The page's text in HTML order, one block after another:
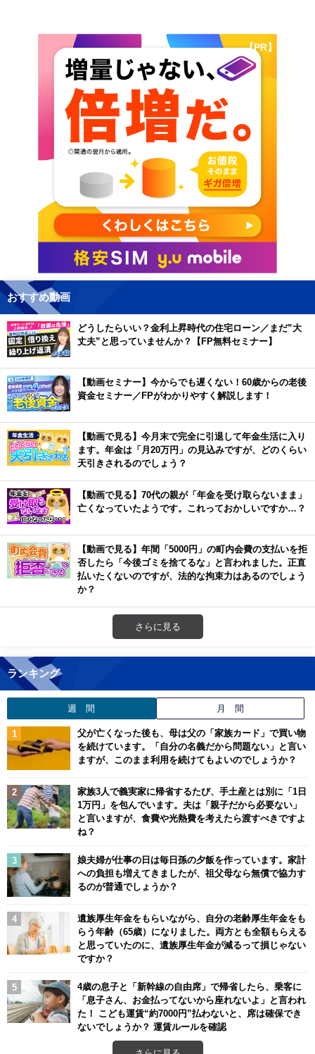
【PR】
おすすめ動画
どうしたらいい？金利上昇時代の住宅ローン／まだ”大
丈夫”と思っていませんか？【FP無料セミナー】
【動画セミナー】今からでも遅くない！60歳からの老後
資金セミナー／FPがわかりやすく解説します！
【動画で見る】今月末で完全に引退して年金生活に入り
ます。年金は「月20万円」の見込みですが、どのくらい
天引きされるのでしょう？
【動画で見る】70代の親が「年金を受け取らないまま」
亡くなっていたようです。これっておかしいですか…？
【動画で見る】年間「5000円」の町内会費の支払いを拒
否したら「今後ゴミを捨てるな」と言われました。正直
払いたくないのですが、法的な拘束力はあるのでしょう
か？
さらに見る
ランキング
週 間 月 間
父が亡くなった後も、母は父の「家族カード」で買い物
を続けています。「自分の名義だから問題ない」と言い
ますが、このまま利用を続けてもよいのでしょうか？
家族3人で義実家に帰省するたび、手土産とは別に「1日
1万円」を包んでいます。夫は「親子だから必要ない」
と言いますが、食費や光熱費を考えたら渡すべきですよ
ね？
娘夫婦が仕事の日は毎日孫の夕飯を作っています。家計
への負担も増えてきましたが、祖父母なら無償で協力す
るのが普通でしょうか？
遺族厚生年金をもらいながら、自分の老齢厚生年金をも
らう年齢（65歳）になりました。両方とも全額もらえる
と思っていたのに、遺族厚生年金が減るって損じゃない
ですか？
4歳の息子と「新幹線の自由席」で帰省したら、乗客に
「息子さん、お金払ってないから座れないよ」と言われ
た！ こども運賃“約7000円”払わないと、席は確保でき
ないでしょうか？ 運賃ルールを確認
さらに見る